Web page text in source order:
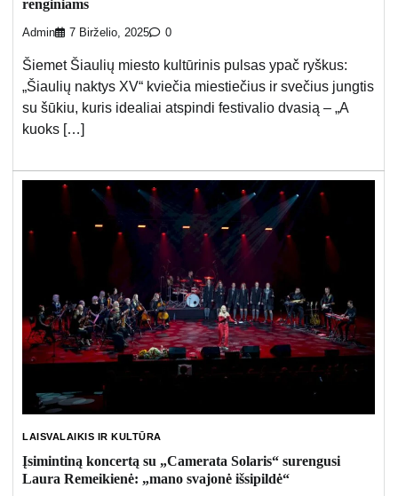
renginiams
Admin 7 Birželio, 2025 0
Šiemet Šiaulių miesto kultūrinis pulsas ypač ryškus:
„Šiaulių naktys XV“ kviečia miestiečius ir svečius jungtis
su šūkiu, kuris idealiai atspindi festivalio dvasią – „A
kuoks […]
LAISVALAIKIS IR KULTŪRA
Įsimintiną koncertą su „Camerata Solaris“ surengusi
Laura Remeikienė: „mano svajonė išsipildė“